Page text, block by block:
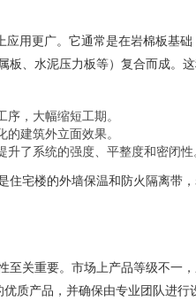
应用更广。它通常是在岩棉板基础
板、水泥压力板等）复合而成。
序，大幅缩短工期。
建筑外立面效果。
升了系统的强度、平整度和密闭性
住宅楼的外墙保温和防火隔离带
至关重要。市场上产品等级不一
质产品，并确保由专业团队进行